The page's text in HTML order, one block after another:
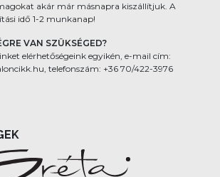
akár már másnapra kiszállítjuk. A
idő 1-2 munkanap!
VAN SZÜKSÉGED?
elérhetőségeink egyikén, e-mail cím:
telefonszám: +36 70/422-3976